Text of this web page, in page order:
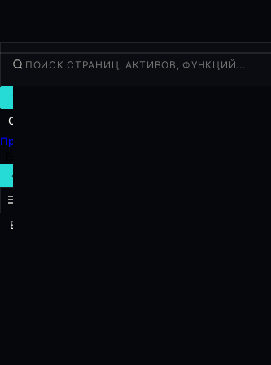
ТОРГОВАТЬ
Открыть
Продукты
Войти